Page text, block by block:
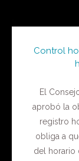
Control
El
aprobó la
registro
obliga a
del horario